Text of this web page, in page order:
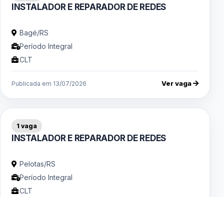
INSTALADOR E REPARADOR DE REDES
Bagé/RS
Período Integral
CLT
Publicada em 13/07/2026 Ver vaga
1 vaga
INSTALADOR E REPARADOR DE REDES
Pelotas/RS
Período Integral
CLT